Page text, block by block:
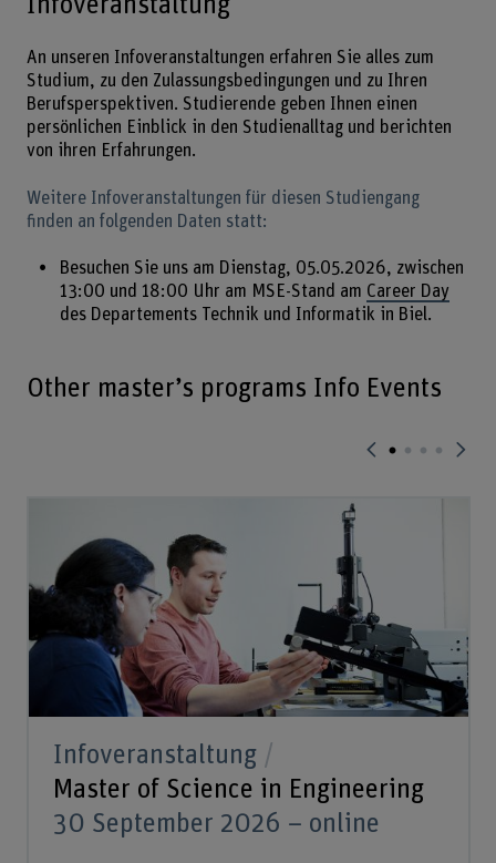
An unseren Infoveranstaltungen erfahren Sie alles zum
Studium, zu den Zulassungsbedingungen und zu Ihren
Berufsperspektiven. Studierende geben Ihnen einen
persönlichen Einblick in den Studienalltag und berichten
von ihren Erfahrungen.
Weitere Infoveranstaltungen für diesen Studiengang
finden an folgenden Daten statt:
Besuchen Sie uns am Dienstag, 05.05.2026, zwischen
13:00 und 18:00 Uhr am MSE-Stand am Career Day
des Departements Technik und Informatik in Biel.
Other master’s programs Info Events
Infoveranstaltung
Master of Science in Engineering
30 September 2026 – online